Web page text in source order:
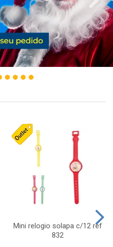
Mini relogio solapa c/12 ref
832